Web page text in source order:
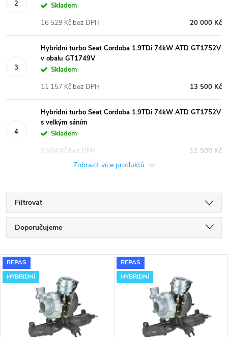
Skladem
20 000 Kč
16 529 Kč bez DPH
Hybridní turbo Seat Cordoba 1.9TDi 74kW ATD GT1752V
v obalu GT1749V
Skladem
13 500 Kč
11 157 Kč bez DPH
Hybridní turbo Seat Cordoba 1.9TDi 74kW ATD GT1752V
s velkým sáním
Skladem
11 500 Kč
9 504 Kč bez DPH
Zobrazit více produktů
Filtrovat
Ř
a
z
Doporučujeme
Nejdražší
Nejprodávanější
Abecedně
V
ý
REPAS
HYBRIDNÍ
REPAS
HYBRIDNÍ